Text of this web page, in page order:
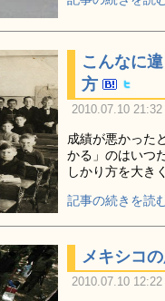
こんなに
方
2010.07.10
成績が悪かった
かる」のはいつ
しかり方を大き
記事の続きを読
メキシコ
2010.07.10